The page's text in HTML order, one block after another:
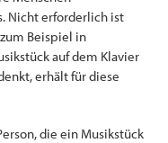
Nicht erforderlich ist
Beispiel in
auf dem Klavier
erhält für diese
die ein Musikstück